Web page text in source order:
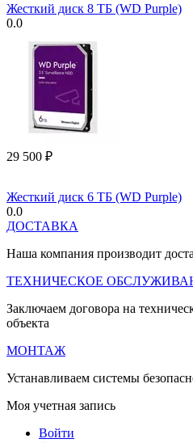
Жесткий диск 8 ТБ (WD Purple)
0.0
29 500 ₽
Жесткий диск 6 ТБ (WD Purple)
0.0
ДОСТАВКА
Наша компания производит
ТЕХНИЧЕСКОЕ
Заключаем договора на
объекта
МОНТАЖ
Устанавливаем системы
Моя учетная запись
Войти